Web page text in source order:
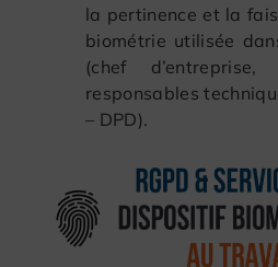
la pertinence et la
biométrie utilisée
(chef d’entreprise,
responsables
– DPD).